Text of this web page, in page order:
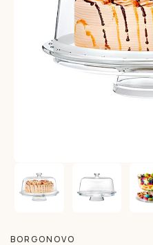
BORGONOVO